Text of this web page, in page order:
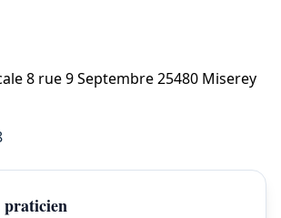
8 rue 9 Septembre 25480 Miserey
praticien